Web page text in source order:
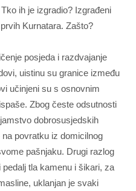
ih je izgradio? Izgrađeni
Kurnatara. Zašto?
posjeda i razdvajanje
uistinu su granice između
učinjeni su s osnovnim
Zbog česte odsutnosti
dobrosusjedskih
povratku iz domicilnog
pašnjaku. Drugi razlog
tla kamenu i šikari, za
uklanjan je svaki